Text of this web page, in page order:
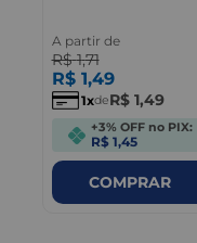
A partir de
R$ 1,71
R$ 1,49
1 deR$ 1,49
+3% OFF no PIX:
R$ 1,45
COMPRAR